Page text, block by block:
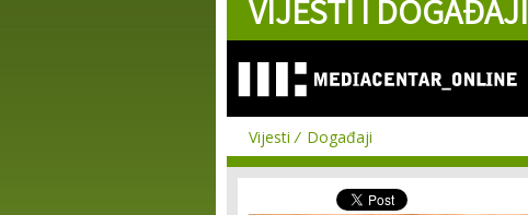
VIJESTI I DOGAĐAJI
Vijesti Događaji